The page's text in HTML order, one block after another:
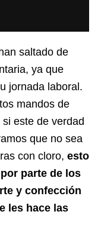
saltado de
ya que
jornada laboral.
mandos de
este de verdad
que no sea
con cloro, esto
parte de los
y confección
les hace las